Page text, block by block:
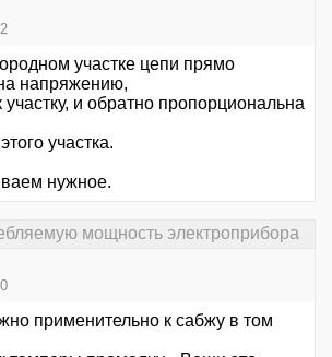
участке цепи прямо
напряжению,
и обратно пропорциональна
участка.
нужное.
мощность электроприбора
применительно к сабжу в том